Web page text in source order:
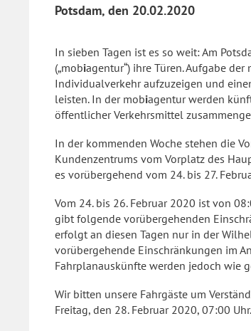
Potsdam, den 20.02.2020
In sieben Tagen ist es so weit: Am
(„mobiagentur“) ihre Türen. Aufgabe der
Individualverkehr aufzuzeigen und
leisten. In der mobiagentur werden
öffentlicher Verkehrsmittel
In der kommenden Woche stehen die
Kundenzentrums vom Vorplatz des
es vorübergehend vom 24. bis 27.
Vom 24. bis 26. Februar 2020 ist von
gibt folgende vorübergehenden
erfolgt an diesen Tagen nur in der
vorübergehende Einschränkungen im
Fahrplanauskünfte werden jedoch wie
Wir bitten unsere Fahrgäste um
Freitag, den 28. Februar 2020, 07:00 Uhr.